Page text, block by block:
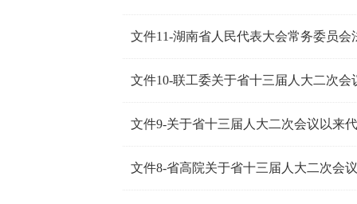
文件9-关于省十三届人大二次会议以来